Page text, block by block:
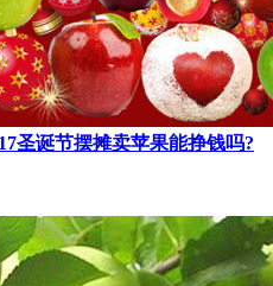
圣诞节摆摊卖苹果能挣钱吗?